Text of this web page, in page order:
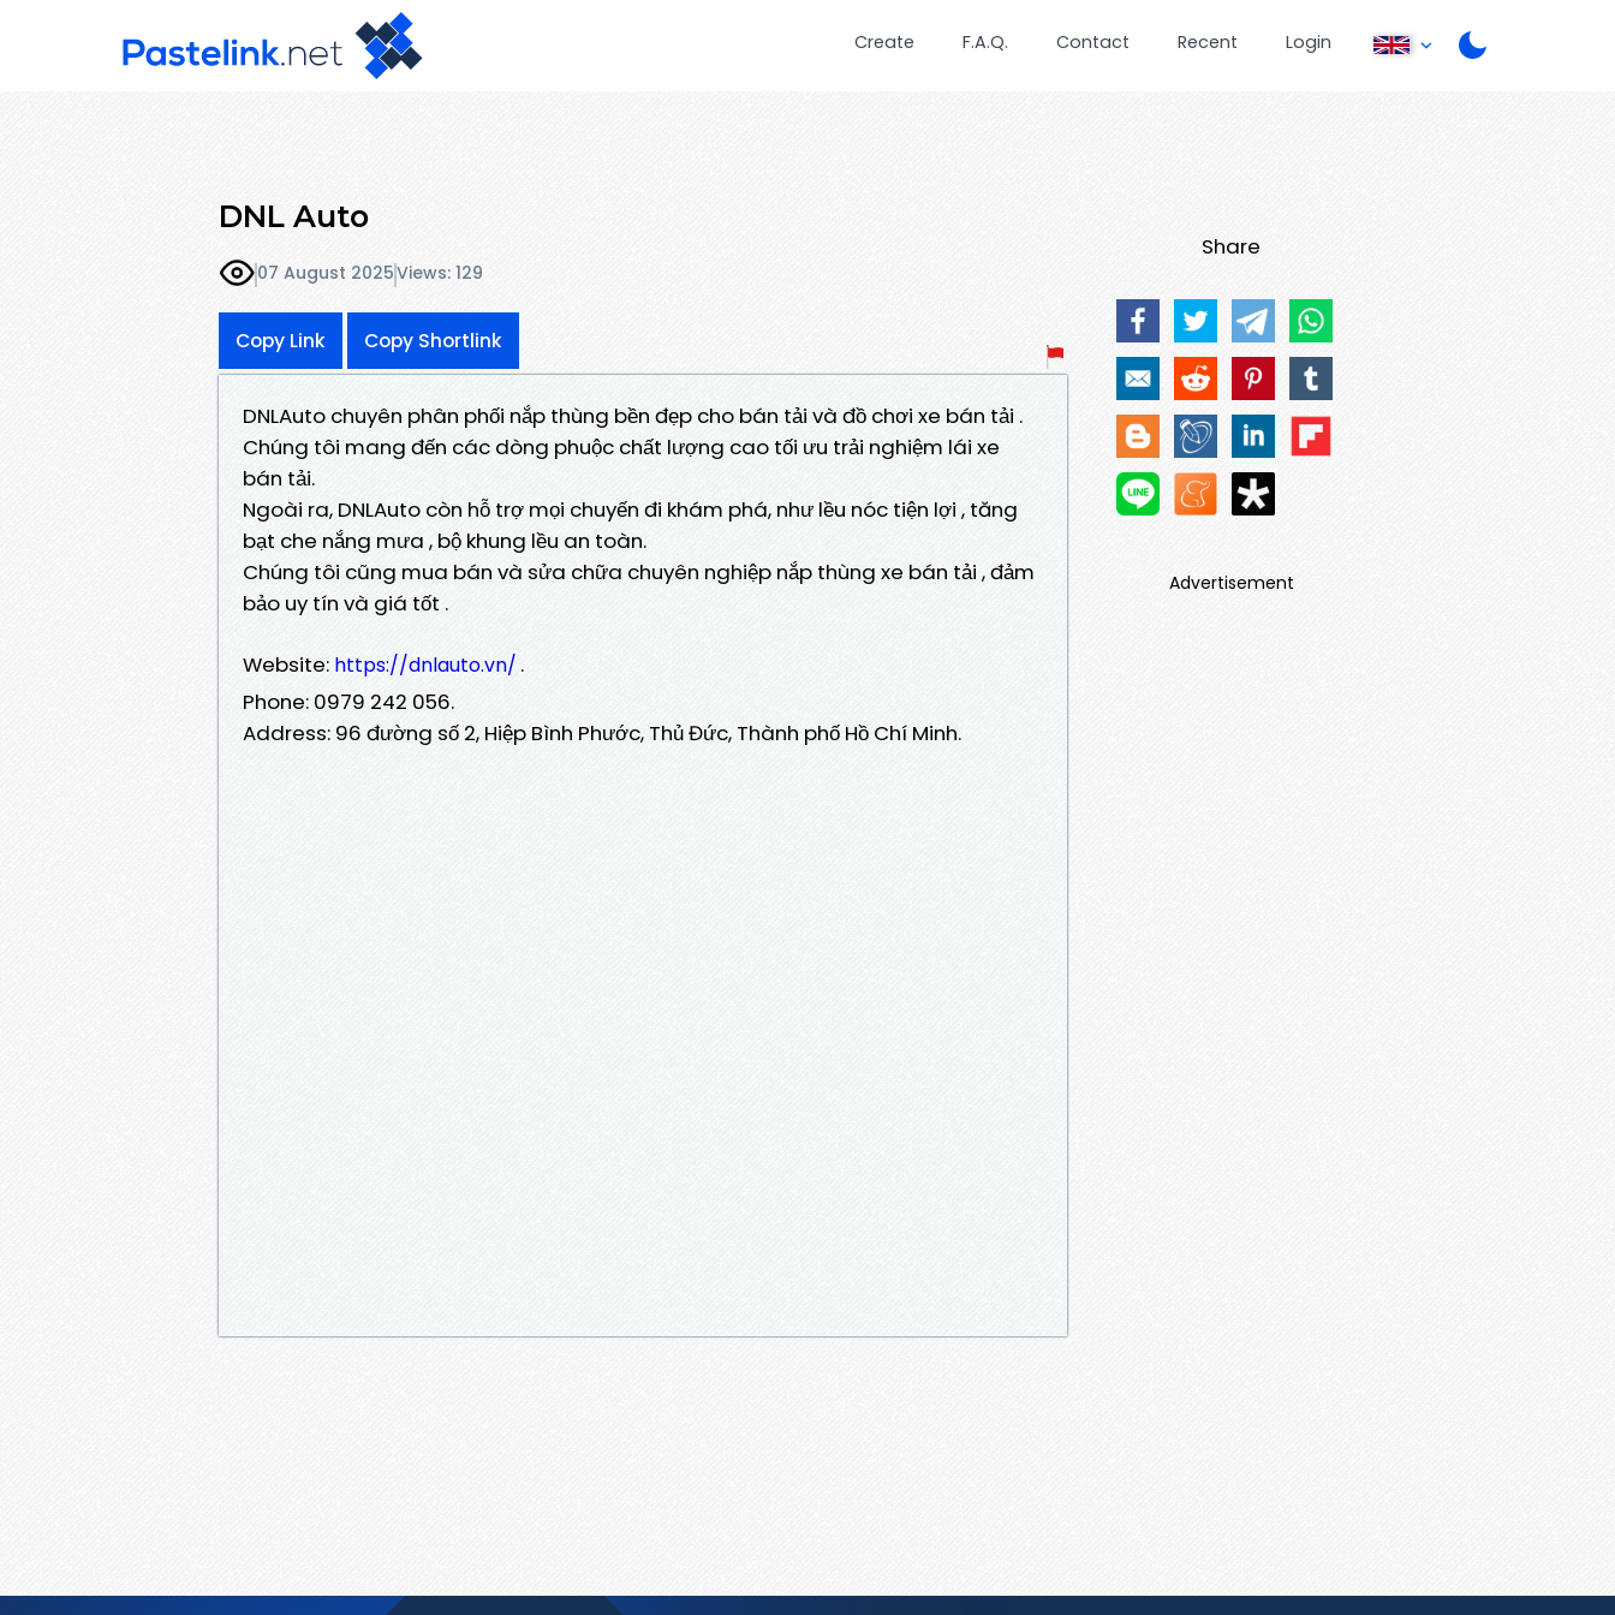
Create F.A.Q. Contact Recent Login
DNL Auto
07 August 2025Views: 129
Copy Link Copy Shortlink
DNLAuto chuyên phân phối nắp thùng bền đẹp cho bán tải và đồ chơi xe bán tải .
Chúng tôi mang đến các dòng phuộc chất lượng cao tối ưu trải nghiệm lái xe
bán tải.
Ngoài ra, DNLAuto còn hỗ trợ mọi chuyến đi khám phá, như lều nóc tiện lợi , tăng
bạt che nắng mưa , bộ khung lều an toàn.
Chúng tôi cũng mua bán và sửa chữa chuyên nghiệp nắp thùng xe bán tải , đảm
bảo uy tín và giá tốt .
Website: https://dnlauto.vn/ .
Phone: 0979 242 056.
Address: 96 đường số 2, Hiệp Bình Phước, Thủ Đức, Thành phố Hồ Chí Minh.
Share
Advertisement